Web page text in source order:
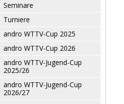
Seminare
Turniere
andro WTTV-Cup 2025
andro WTTV-Cup 2026
andro WTTV-Jugend-Cup
2025/26
andro WTTV-Jugend-Cup
2026/27